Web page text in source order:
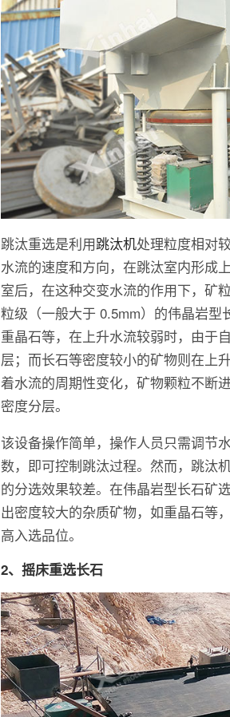
跳汰重选是利用跳汰机处理粒度相对
水流的速度和方向，在跳汰室内形成
室后，在这种交变水流的作用下，矿
粒级（一般大于 0.5mm）的伟晶岩
重晶石等，在上升水流较弱时，由于
层；而长石等密度较小的矿物则在上
着水流的周期性变化，矿物颗粒不断
密度分层。
该设备操作简单，操作人员只需调节
数，即可控制跳汰过程。然而，跳汰
的分选效果较差。在伟晶岩型长石矿
出密度较大的杂质矿物，如重晶石等
高入选品位。
2、摇床重选长石